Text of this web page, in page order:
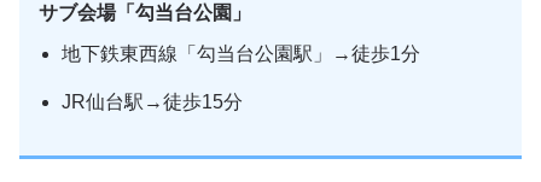
サブ会場「勾当台公園」
地下鉄東西線「勾当台公園駅」→徒歩1分
JR仙台駅→徒歩15分